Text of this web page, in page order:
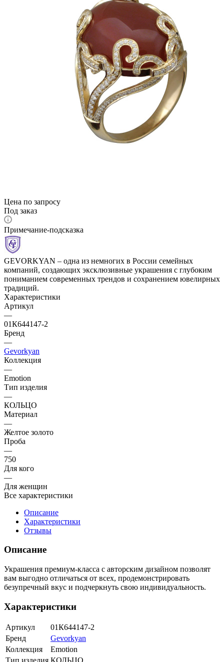
Цена по запросу
Под заказ
Примечание-подсказка
GEVORKYAN – одна из немногих в России семейных
компаний, создающих эксклюзивные украшения с глубоким
пониманием современных трендов и сохранением ювелирных
традиций.
Характеристики
Артикул
—
01К644147-2
Бренд
—
Gevorkyan
Коллекция
—
Emotion
Тип изделия
—
КОЛЬЦО
Материал
—
Желтое золото
Проба
—
750
Для кого
—
Для женщин
Все характеристики
Описание
Характеристики
Отзывы
Описание
Украшения премиум-класса с авторским дизайном позволят
вам выгодно отличаться от всех, продемонстрировать
безупречный вкус и подчеркнуть свою индивидуальность.
Характеристики
Артикул
01К644147-2
Бренд
Gevorkyan
Коллекция
Emotion